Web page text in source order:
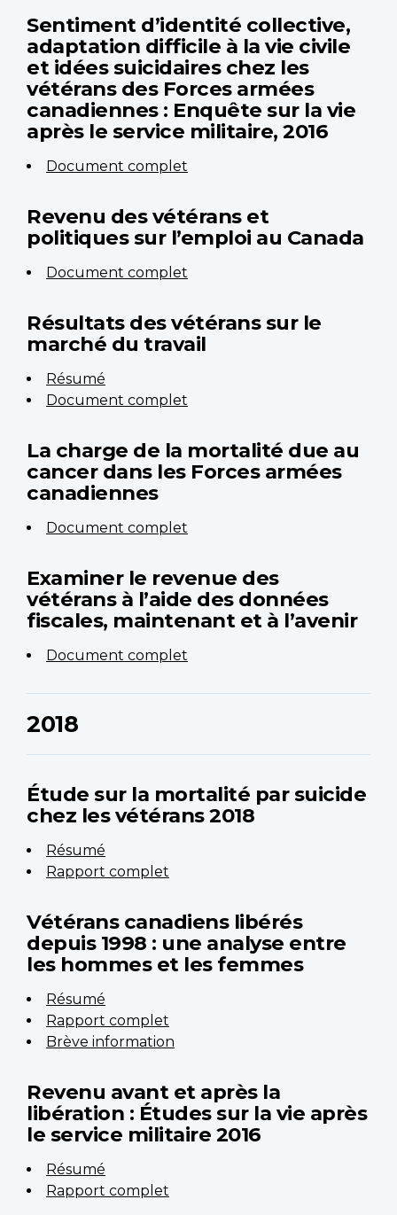
Sentiment d’identité collective,
adaptation difficile à la vie civile
et idées suicidaires chez les
vétérans des Forces armées
canadiennes : Enquête sur la vie
après le service militaire, 2016
Document complet
Revenu des vétérans et
politiques sur l’emploi au Canada
Document complet
Résultats des vétérans sur le
marché du travail
Résumé
Document complet
La charge de la mortalité due au
cancer dans les Forces armées
canadiennes
Document complet
Examiner le revenue des
vétérans à l’aide des données
fiscales, maintenant et à l’avenir
Document complet
2018
Étude sur la mortalité par suicide
chez les vétérans 2018
Résumé
Rapport complet
Vétérans canadiens libérés
depuis 1998 : une analyse entre
les hommes et les femmes
Résumé
Rapport complet
Brève information
Revenu avant et après la
libération : Études sur la vie après
le service militaire 2016
Résumé
Rapport complet